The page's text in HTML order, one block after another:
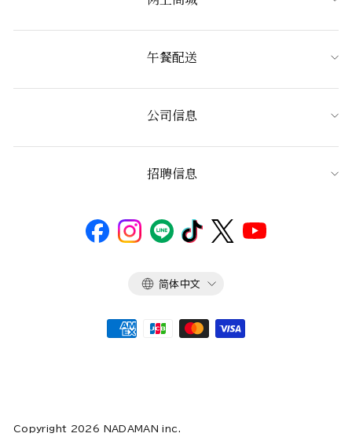
午餐配送
公司信息
招聘信息
语
简体中文
Copyright 2026 NADAMAN inc.